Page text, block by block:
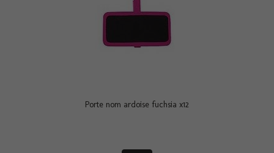
Porte nom ardoise fuchsia x12